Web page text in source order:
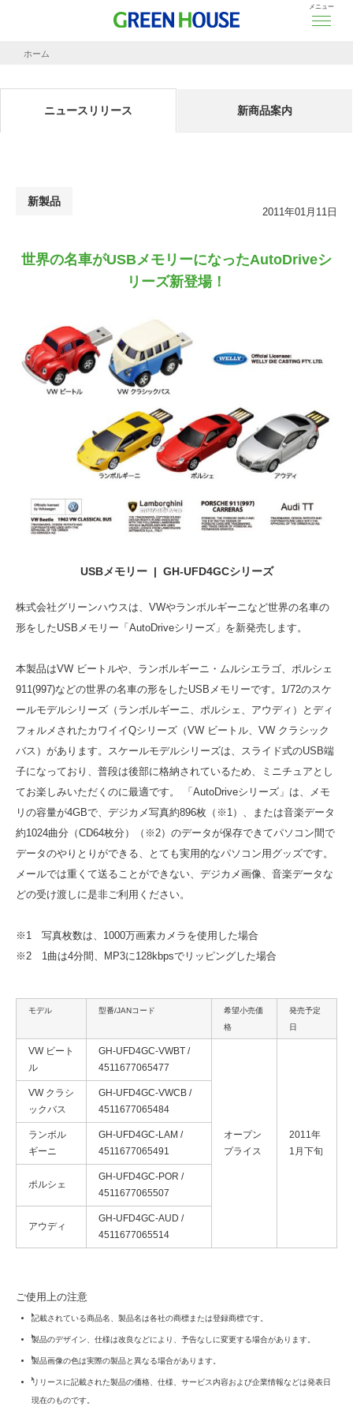
メニュー
ホーム
ニュースリリース 新商品案内
新製品
2011年01月11日
世界の名車がUSBメモリーになったAutoDriveシ
リーズ新登場！
USBメモリー | GH-UFD4GCシリーズ
株式会社グリーンハウスは、VWやランボルギーニなど世界の名車の
形をしたUSBメモリー「AutoDriveシリーズ」を新発売します。
本製品はVW ビートルや、ランボルギーニ・ムルシエラゴ、ポルシェ
911(997)などの世界の名車の形をしたUSBメモリーです。1/72のスケ
ールモデルシリーズ（ランボルギーニ、ポルシェ、アウディ）とディ
フォルメされたカワイイQシリーズ（VW ビートル、VW クラシック
バス）があります。スケールモデルシリーズは、スライド式のUSB端
子になっており、普段は後部に格納されているため、ミニチュアとし
てお楽しみいただくのに最適です。 「AutoDriveシリーズ」は、メモ
リの容量が4GBで、デジカメ写真約896枚（※1）、または音楽データ
約1024曲分（CD64枚分）（※2）のデータが保存できてパソコン間で
データのやりとりができる、とても実用的なパソコン用グッズです。
メールでは重くて送ることができない、デジカメ画像、音楽データな
どの受け渡しに是非ご利用ください。
※1 写真枚数は、1000万画素カメラを使用した場合
※2 1曲は4分間、MP3に128kbpsでリッピングした場合
モデル 型番/JANコード
希望小売価
格
発売予定
日
VW ビート
ル
GH-UFD4GC-VWBT /
4511677065477
オープン
プライス
2011年
1月下旬
VW クラシ
ックバス
GH-UFD4GC-VWCB /
4511677065484
ランボル
ギーニ
GH-UFD4GC-LAM /
4511677065491
ポルシェ
GH-UFD4GC-POR /
4511677065507
アウディ
GH-UFD4GC-AUD /
4511677065514
ご使用上の注意
記載されている商品名、製品名は各社の商標または登録商標です。
製品のデザイン、仕様は改良などにより、予告なしに変更する場合があります。
製品画像の色は実際の製品と異なる場合があります。
リリースに記載された製品の価格、仕様、サービス内容および企業情報などは発表日
現在のものです。